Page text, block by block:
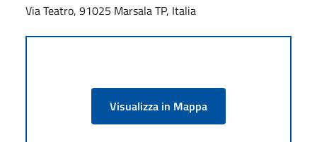
Via Teatro, 91025 Marsala TP, Italia
Visualizza in Mappa